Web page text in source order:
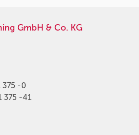
GmbH & Co. KG
375 -0
375 -41